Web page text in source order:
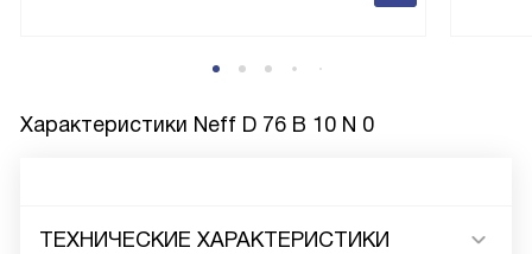
Характеристики Neff D 76 B 10 N 0
ТЕХНИЧЕСКИЕ ХАРАКТЕРИСТИКИ